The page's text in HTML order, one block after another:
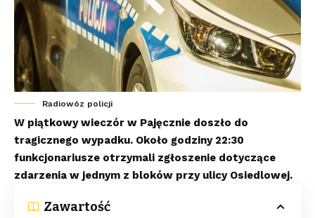
Radiowóz policji
W piątkowy wieczór w Pajęcznie doszło do
tragicznego wypadku. Około godziny 22:30
funkcjonariusze otrzymali zgłoszenie dotyczące
zdarzenia w jednym z bloków przy ulicy Osiedlowej.
Zawartość